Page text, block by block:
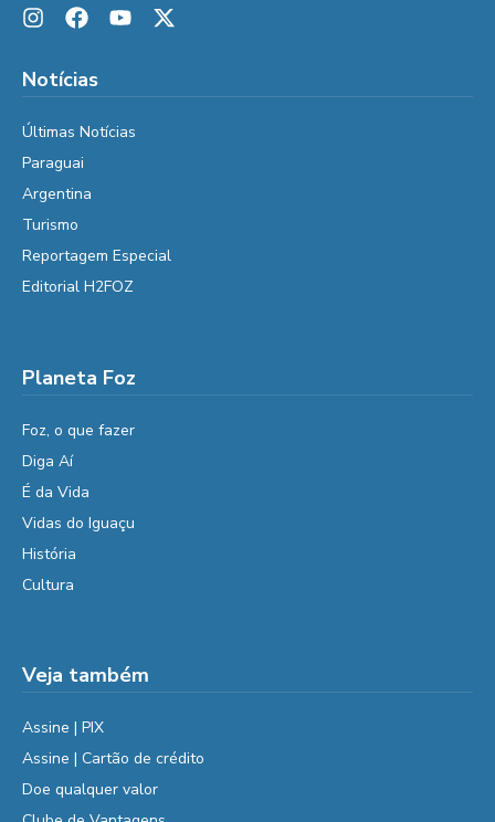
Notícias
Últimas Notícias
Paraguai
Argentina
Turismo
Reportagem Especial
Editorial H2FOZ
Planeta Foz
Foz, o que fazer
Diga Aí
É da Vida
Vidas do Iguaçu
História
Cultura
Veja também
Assine | PIX
Assine | Cartão de crédito
Doe qualquer valor